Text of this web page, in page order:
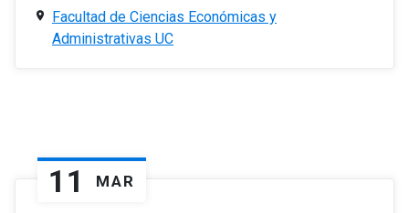
Facultad de Ciencias Económicas y
Administrativas UC
11 MAR